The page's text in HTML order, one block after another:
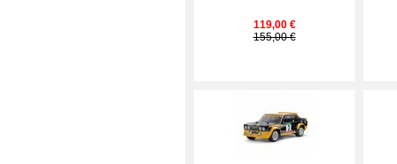
119,00 €
155,00 €